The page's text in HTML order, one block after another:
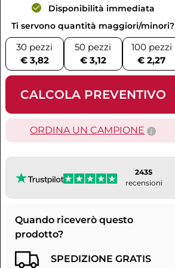
Disponibilità immediata
Ti servono quantità maggiori/minori?
30 pezzi
€ 3,82
50 pezzi
€ 3,12
100 pezzi
€ 2,27
CALCOLA PREVENTIVO
ORDINA UN CAMPIONE
2435
recensioni
Quando riceverò questo
prodotto?
SPEDIZIONE GRATIS